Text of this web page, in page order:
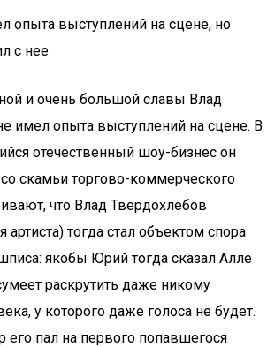
опыта выступлений на сцене, но
с нее
и очень большой славы Влад
имел опыта выступлений на сцене. В
отечественный шоу-бизнес он
скамьи торгово-коммерческого
что Влад Твердохлебов
тогда стал объектом спора
якобы Юрий тогда сказал Алле
раскрутить даже никому
у которого даже голоса не будет.
его пал на первого попавшегося